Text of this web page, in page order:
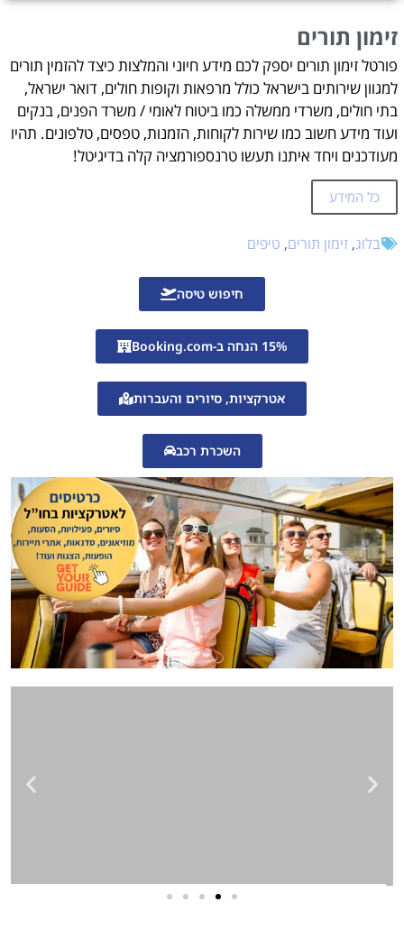
זימון תורים
פורטל זימון תורים יספק לכם מידע חיוני והמלצות כיצד להזמין תורים
למגוון שירותים בישראל כולל מרפאות וקופות חולים, דואר ישראל,
בתי חולים, משרדי ממשלה כמו ביטוח לאומי / משרד הפנים, בנקים
ועוד מידע חשוב כמו שירות לקוחות, הזמנות, טפסים, טלפונים. תהיו
מעודכנים ויחד איתנו תעשו טרנספורמציה קלה בדיגיטל!
כל המידע
בלוג, זימון תורים, טיפים
חיפוש טיסה
15% הנחה ב-Booking.com
אטרקציות, סיורים והעברות
השכרת רכב